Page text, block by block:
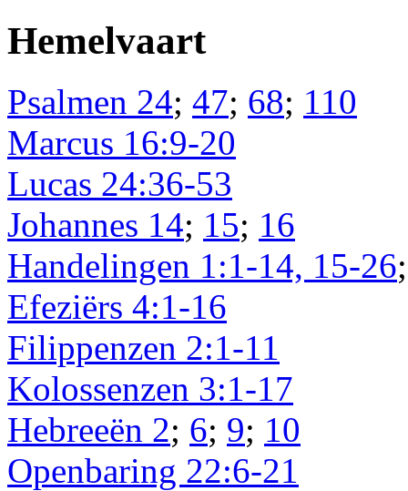
Hemelvaart
Psalmen 24; 47; 68; 110
Marcus 16:9-20
Lucas 24:36-53
Johannes 14; 15; 16
Handelingen 1:1-14, 15-26
Efeziërs 4:1-16
Filippenzen 2:1-11
Kolossenzen 3:1-17
Hebreeën 2; 6; 9; 10
Openbaring 22:6-21